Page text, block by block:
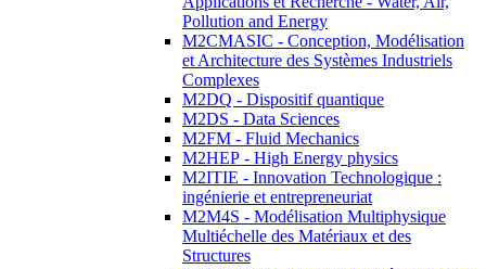
Pollution and Energy
M2CMASIC - Conception, Modélisation
et Architecture des Systèmes Industriels
Complexes
M2DQ - Dispositif quantique
M2DS - Data Sciences
M2FM - Fluid Mechanics
M2HEP - High Energy physics
M2ITIE - Innovation Technologique :
ingénierie et entrepreneuriat
M2M4S - Modélisation Multiphysique
Multiéchelle des Matériaux et des
Structures